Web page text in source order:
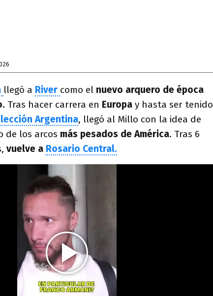
llegó a River como el nuevo arquero de época
Tras hacer carrera en Europa y hasta ser tenido
Argentina, llegó al Millo con la idea de
de los arcos más pesados de América. Tras 6
vuelve a Rosario Central.